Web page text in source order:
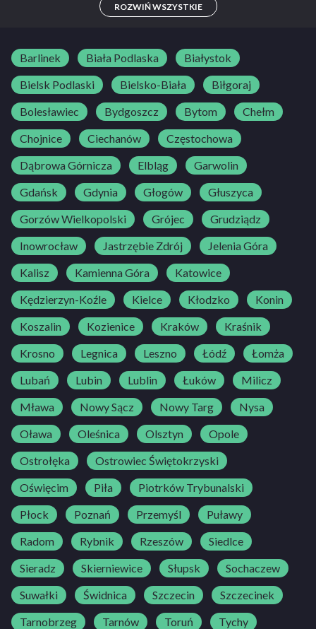
ROZWIŃ WSZYSTKIE
Barlinek Biała Podlaska
Białystok
Bielsk Podlaski
Bielsko-Biała
Biłgoraj
Bolesławiec
Bydgoszcz Bytom
Chełm
Chojnice
Ciechanów
Częstochowa
Dąbrowa Górnicza
Elbląg
Garwolin
Gdańsk
Gdynia Głogów
Głuszyca
Gorzów Wielkopolski
Grójec
Grudziądz
Inowrocław
Jastrzębie Zdrój
Jelenia Góra
Kalisz
Kamienna Góra
Katowice
Kędzierzyn-Koźle
Kielce Kłodzko
Konin
Koszalin
Kozienice Kraków
Kraśnik
Krosno
Legnica Leszno Łódź
Łomża
Lubań
Lubin Lublin Łuków
Milicz
Mława
Nowy Sącz Nowy Targ
Nysa
Oława
Oleśnica Olsztyn
Opole
Ostrołęka
Ostrowiec Świętokrzyski
Oświęcim
Piła
Piotrków Trybunalski
Płock
Poznań Przemyśl
Puławy
Radom
Rybnik Rzeszów
Siedlce
Sieradz
Skierniewice Słupsk
Sochaczew
Suwałki
Świdnica Szczecin
Szczecinek
Tarnobrzeg
Tarnów Toruń Tychy